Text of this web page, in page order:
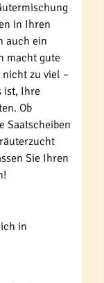
in Ihren
auch ein
macht gute
nicht zu viel –
ist, Ihre
Ob
Saatscheiben
Sie Ihren
in